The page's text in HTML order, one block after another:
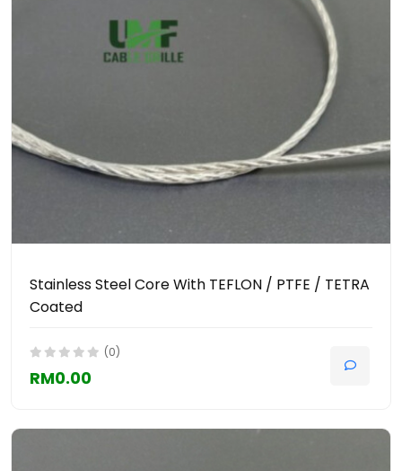
Stainless Steel Core With TEFLON / PTFE / TETRA
Coated
(0)
RM0.00